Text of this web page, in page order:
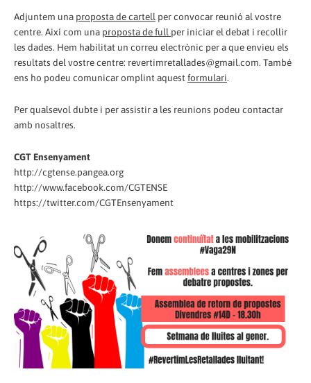
Adjuntem una proposta de cartell per convocar reunió al vostre
centre. Així com una proposta de full per iniciar el debat i recollir
les dades. Hem habilitat un correu electrònic per a que envieu els
resultats del vostre centre: revertimretallades@gmail.com. També
ens ho podeu comunicar omplint aquest formulari.
Per qualsevol dubte i per assistir a les reunions podeu contactar
amb nosaltres.
CGT Ensenyament
http://cgtense.pangea.org
http://www.facebook.com/CGTENSE
https://twitter.com/CGTEnsenyament